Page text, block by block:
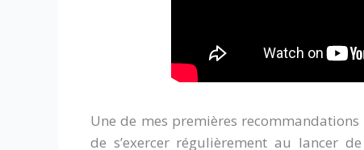
Une de mes premières
de s’exercer régulièrement au lancer